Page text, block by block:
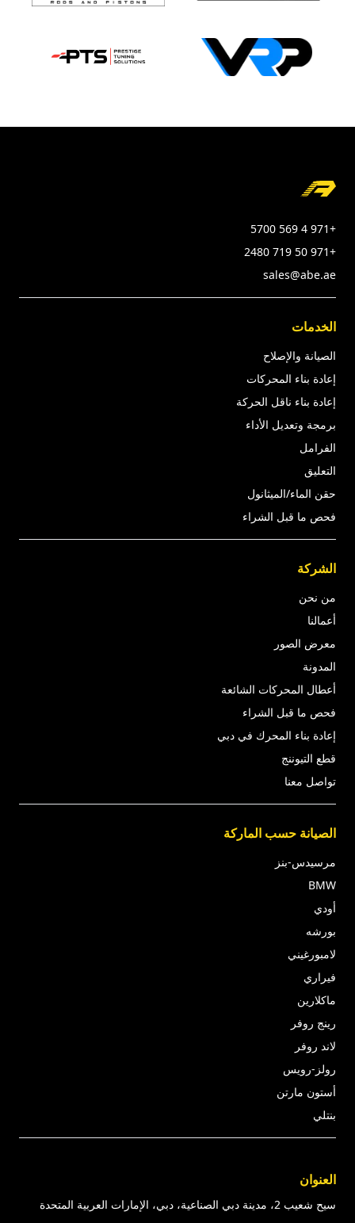
Footer
+971 4 569 5700
+971 50 719 2480
sales@abe.ae
الخدمات
الصيانة والإصلاح
إعادة بناء المحركات
إعادة بناء ناقل الحركة
برمجة وتعديل الأداء
الفرامل
التعليق
حقن الماء/الميثانول
فحص ما قبل الشراء
الشركة
من نحن
أعمالنا
معرض الصور
المدونة
أعطال المحركات الشائعة
فحص ما قبل الشراء
إعادة بناء المحرك في دبي
قطع التيوننج
تواصل معنا
الصيانة حسب الماركة
مرسيدس-بنز
BMW
أودي
بورشه
لامبورغيني
فيراري
ماكلارين
رينج روفر
لاند روفر
رولز-رويس
أستون مارتن
بنتلي
العنوان
سيح شعيب 2، مدينة دبي الصناعية، دبي، الإمارات العربية المتحدة